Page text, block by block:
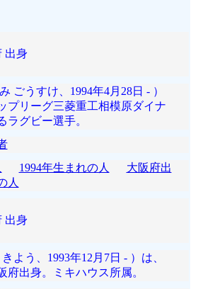
身
ごうすけ、1994年4月28日 - ）
プリーグ三菱重工相模原ダイナ
ラグビー選手。
1994年生まれの人
大阪府出
人
身
よう、1993年12月7日 - ）は、
府出身。ミキハウス所属。